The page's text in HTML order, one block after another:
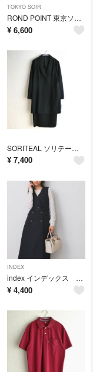
TOKYO SOIR
ROND POINT 東京ソワール ブラックフォーマル 喪服 礼服 セットアップ
¥ 6,600
SORITEAL ソリテール アンサンブル風 ブラックフォーマル 喪服 礼服
¥ 7,400
INDEX
index インデックス トレンチディティールワンピース サイズ40
¥ 4,400